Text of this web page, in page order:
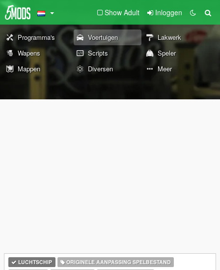
Show Adult Inloggen
Programma's Voertuigen
Lakwerk
Wapens
Scripts
Speler
Mappen
Diversen Meer
LUCHTSCHIP
ORIGINELE AANPASSING SPELBESTAND